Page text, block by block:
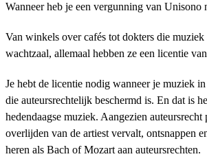
Wanneer heb je een vergunning van Unisono
Van winkels over cafés tot dokters die muziek
wachtzaal, allemaal hebben ze een licentie
Je hebt de licentie nodig wanneer je muziek
die auteursrechtelijk beschermd is. En dat is
hedendaagse muziek. Aangezien auteursrecht
overlijden van de artiest vervalt, ontsnappen
heren als Bach of Mozart aan auteursrechten.